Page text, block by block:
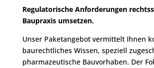
Regulatorische Anforderungen
Baupraxis umsetzen.
Unser Paketangebot vermittelt Ihnen
baurechtliches Wissen, speziell
pharmazeutische Bauvorhaben. Der